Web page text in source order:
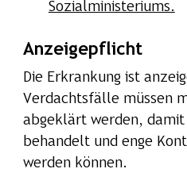
Sozialministeriums.
Anzeigepflicht
Die Erkrankung ist
Verdachtsfälle müssen
abgeklärt werden, damit
behandelt und enge
werden können.